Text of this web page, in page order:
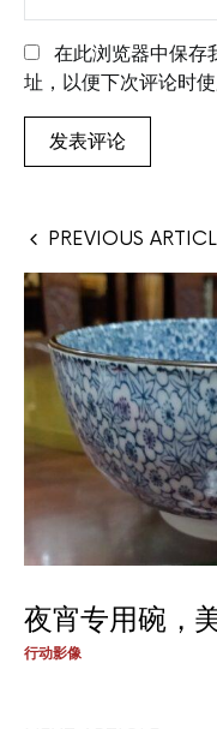
在此浏览器中保存
址，以便下次评论时使
PREVIOUS
夜宵专用碗，
行动影像